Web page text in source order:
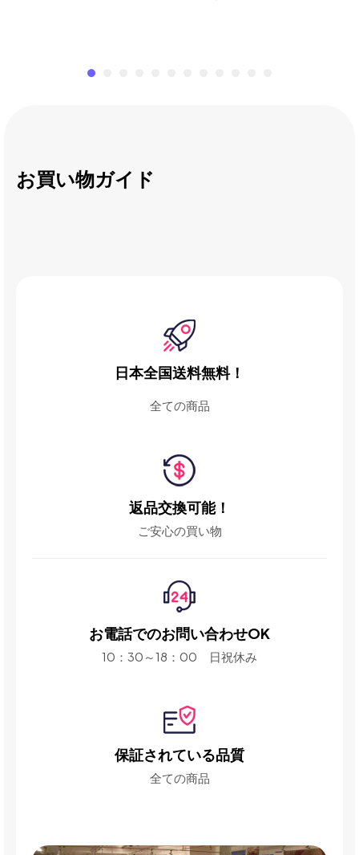
お買い物ガイド
日本全国送料無料！
全ての商品
返品交換可能！
ご安心の買い物
お電話でのお問い合わせOK
10：30～18：00 日祝休み
保証されている品質
全ての商品